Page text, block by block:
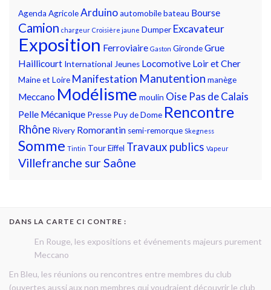
Agenda AgricoleArduinoautomobilebateau Bourse
Camion chargeur Croisière jaune Dumper Excavateur
Exposition Ferroviaire Gaston GirondeGrue
Haillicourt International Jeunes Locomotive Loir et Cher
Maine et Loire Manifestation Manutention manège
Meccano Modélisme moulin Oise Pas de Calais
Pelle Mécanique Presse Puy de Dome Rencontre
Rhône Rivery Romorantin semi-remorque Skegness
Somme Tintin Tour Eiffel Travaux publics Vapeur
Villefranche sur Saône
DANS LA CARTE CI CONTRE :
En Rouge, les expositions et événements majeurs purement
Meccano
En Bleu, les réunions ou rencontres entre membres du club
(ouvertes aussi aux non membres qui voudraient découvrir le club